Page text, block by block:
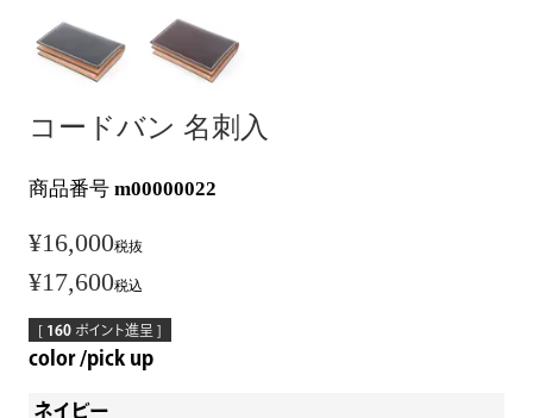
コードバン 名刺入
商品番号 m00000022
¥16,000税抜
¥17,600税込
[ 160 ポイント進呈 ]
color pick up
ネイビー